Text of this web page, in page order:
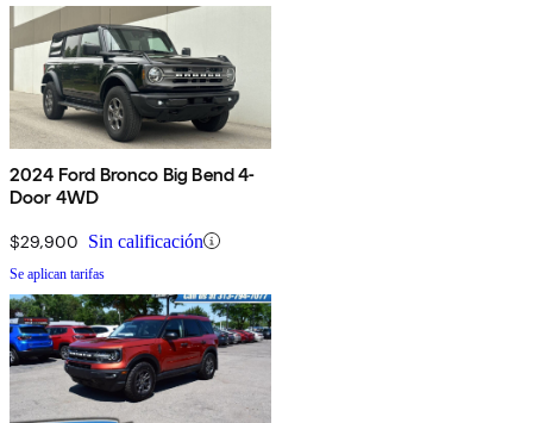
2024 Ford Bronco Big Bend 4-
Door 4WD
$29,900 Sin calificación
Se aplican tarifas